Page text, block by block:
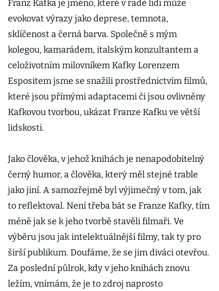
Franz Kafka je jméno, které v řadě lidí může
evokovat výrazy jako deprese, temnota,
sklíčenost a černá barva. Společně s mým
kolegou, kamarádem, italským konzultantem a
celoživotním milovníkem Kafky Lorenzem
Espositem jsme se snažili prostřednictvím filmů,
které jsou přímými adaptacemi či jsou ovlivněny
Kafkovou tvorbou, ukázat Franze Kafku ve větší
lidskosti.
Jako člověka, v jehož knihách je nenapodobitelný
černý humor, a člověka, který měl stejné trable
jako jiní. A samozřejmě byl výjimečný v tom, jak
to reflektoval. Není třeba bát se Franze Kafky, tím
méně jak se k jeho tvorbě stavěli filmaři. Ve
výběru jsou jak intelektuálnější filmy, tak ty pro
širší publikum. Doufáme, že se jim diváci otevřou.
Za poslední půlrok, kdy v jeho knihách znovu
ležím, vnímám, že je to zdroj naprosto